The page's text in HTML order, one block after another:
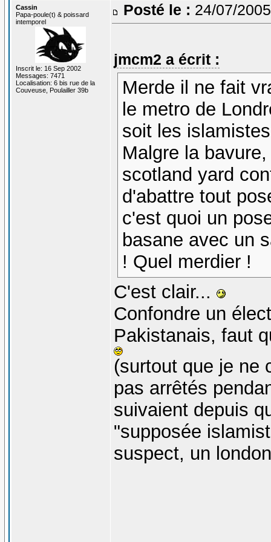
Cassin
Papa-poule(t) & poissard
intemporel
Inscrit le: 16 Sep 2002
Messages: 7471
Localisation: 6 bis rue de la
Couveuse, Poulailler 39b
Posté le : 24/07/
jmcm2 a écrit :
Merde il ne fait
le metro de
soit les
Malgre la
scotland yard
d'abattre tout
c'est quoi un
basane avec un
! Quel merdier !
C'est clair...
Confondre un
Pakistanais, faut
(surtout que je ne
pas arrêtés
suivaient depuis
"supposée
suspect, un